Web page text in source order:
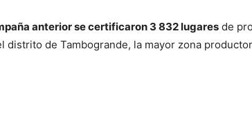
anterior se certificaron 3 832 lugares de
distrito de Tambogrande, la mayor zona